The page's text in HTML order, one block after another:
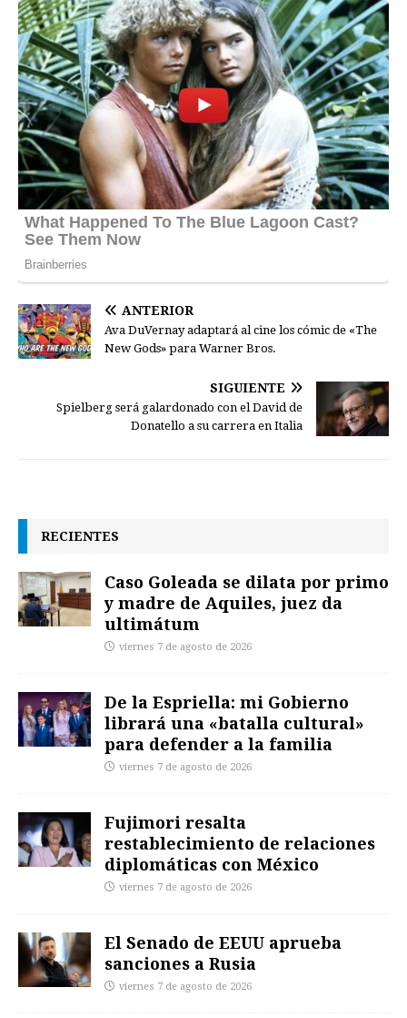
ANTERIOR
Ava DuVernay adaptará al cine los cómic de «The
New Gods» para Warner Bros.
SIGUIENTE
Spielberg será galardonado con el David de
Donatello a su carrera en Italia
RECIENTES
Caso Goleada se dilata por primo
y madre de Aquiles, juez da
ultimátum
viernes 7 de agosto de 2026
De la Espriella: mi Gobierno
librará una «batalla cultural»
para defender a la familia
viernes 7 de agosto de 2026
Fujimori resalta
restablecimiento de relaciones
diplomáticas con México
viernes 7 de agosto de 2026
El Senado de EEUU aprueba
sanciones a Rusia
viernes 7 de agosto de 2026